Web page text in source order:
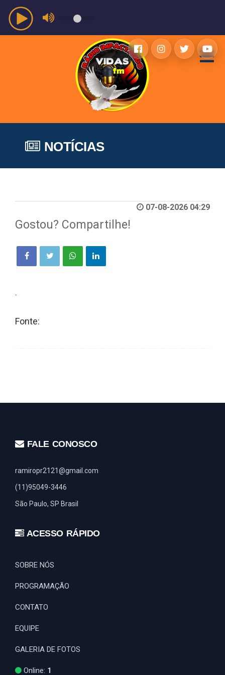
NOTÍCIAS
07-08-2026 04:29
Gostou? Compartilhe!
.
Fonte:
FALE CONOSCO
ramiropr2121@gmail.com
(11)95049-3446
São Paulo, SP Brasil
ACESSO RÁPIDO
SOBRE NÓS
PROGRAMAÇÃO
CONTATO
EQUIPE
GALERIA DE FOTOS
Online: 1